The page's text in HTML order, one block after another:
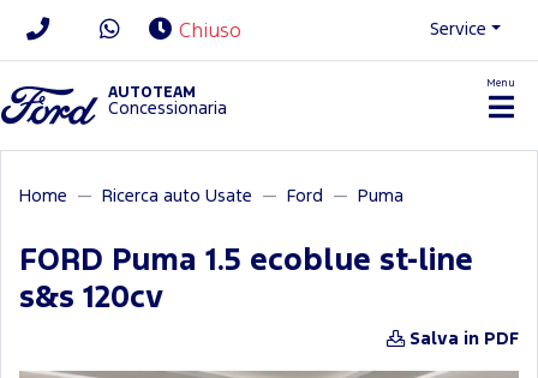
Chiuso Service
AUTOTEAM
Concessionaria
Menu
Home Ricerca auto Usate Ford Puma
FORD Puma 1.5 ecoblue st-line
s&s 120cv
Salva in PDF